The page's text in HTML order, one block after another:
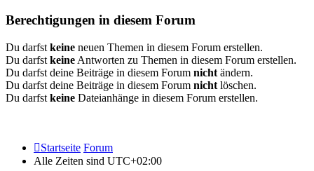
Berechtigungen in diesem Forum
Du darfst keine neuen Themen in diesem Forum erstellen.
Du darfst keine Antworten zu Themen in diesem Forum erstellen.
Du darfst deine Beiträge in diesem Forum nicht ändern.
Du darfst deine Beiträge in diesem Forum nicht löschen.
Du darfst keine Dateianhänge in diesem Forum erstellen.
Startseite Forum
Alle Zeiten sind UTC+02:00